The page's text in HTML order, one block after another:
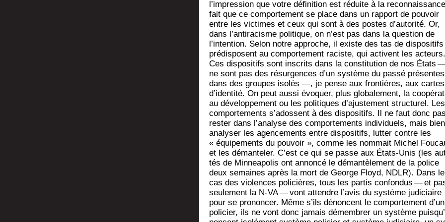
l’impression que votre défi­ni­tion est réduite à la
fait que ce com­por­te­ment se place dans un rap­port de pou­voir
entre les vic­times et ceux qui sont à des postes d’autorité. Or,
dans l’antiracisme poli­tique, on n’est pas dans la ques­tion de
l’intention. Selon notre approche, il existe des tas de dis­po­si­tifs
pré­dis­posent au com­por­te­ment raciste, qui activent les acteurs.
Ces dis­po­si­tifs sont ins­crits dans la consti­tu­tion de nos États
ne sont pas des résur­gences d’un sys­tème du pas­sé pré­sentes
dans des groupes iso­lés —, je pense aux fron­tières, aux cartes
d’identité. On peut aus­si évo­quer, plus glo­ba­le­ment, la
au déve­lop­pe­ment ou les poli­tiques d’ajustement struc­tu­rel. Les
com­por­te­ments s’adossent à des dis­po­si­tifs. Il ne faut donc pas
res­ter dans l’analyse des com­por­te­ments indi­vi­duels, mais bien
ana­ly­ser les agen­ce­ments entre dis­po­si­tifs, lut­ter contre les
« équi­pe­ments du pou­voir », comme les nom­mait Michel
et les déman­te­ler. C’est ce qui se passe aux États-Unis (les
tés de Min­nea­po­lis ont annon­cé le déman­tè­le­ment de la police
deux semaines après la mort de George Floyd, NDLR). Dans le
cas des vio­lences poli­cières, tous les par­tis confon­dus — et
seule­ment la N‑VA — vont attendre l’avis du sys­tème judi­ciaire
pour se pro­non­cer. Même s’ils dénoncent le com­por­te­ment d’un
poli­cier, ils ne vont donc jamais démem­brer un sys­tème